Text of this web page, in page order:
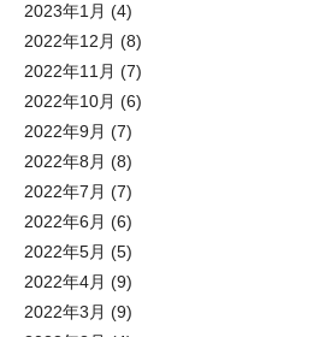
2023年1月 (4)
2022年12月 (8)
2022年11月 (7)
2022年10月 (6)
2022年9月 (7)
2022年8月 (8)
2022年7月 (7)
2022年6月 (6)
2022年5月 (5)
2022年4月 (9)
2022年3月 (9)